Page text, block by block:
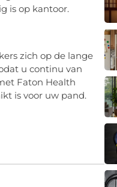
is op kantoor.
zich op de lange
u continu van
Faton Health
is voor uw pand.